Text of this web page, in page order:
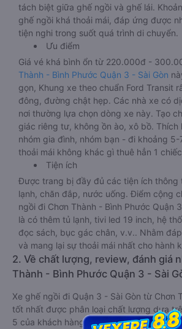
tách biệt giữa ghế ngồi và ghế lái.
ghế ngồi khá thoải mái, đáp ứng được
tiện nghi trong suốt quá trình di chuyển.
Ưu điểm
Giá vé khá bình ổn từ 220.000đ -
Thành - Bình Phước Quận 3 - Sài Gòn
gọn, Khung xe theo chuẩn Ford Transit
đông, đường chật hẹp. Các nhà xe có
nơi thường lựa chọn dòng xe này. Tạo
giác riêng tư, không ồn ào, xô bồ. Thích
nhóm gia đình, nhóm bạn - đi khoảng
thoải mái không khác gì thuê hẳn 1
Tiện ích
Được trang bị đầy đủ các tiện ích thông
lạnh, chăn đắp, nước uống. Điểm cộng
ngồi đi Chơn Thành - Bình Phước Quận
là có thêm tủ lạnh, tivi led 19 inch, hệ
đọc sách, bục gác chân, v.v.. Nhằm
và mang lại sự thoải mái nhất cho hành
2. Về chất lượng, review, đánh giá
Thành - Bình Phước Quận 3 - Sài
Xe ghế ngồi đi Quận 3 - Sài Gòn từ Chơn
tốt nhất được phân loại chất lượng dựa
5 của khách hàng với các tiêu chí như: